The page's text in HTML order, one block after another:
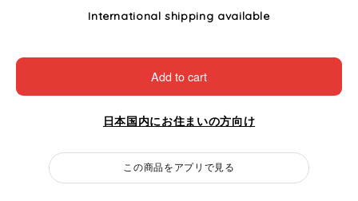
International shipping available
Add to cart
日本国内にお住まいの方向け
この商品をアプリで見る